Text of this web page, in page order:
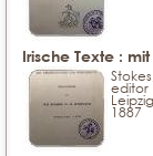
Irische Texte : mit
editor
1887